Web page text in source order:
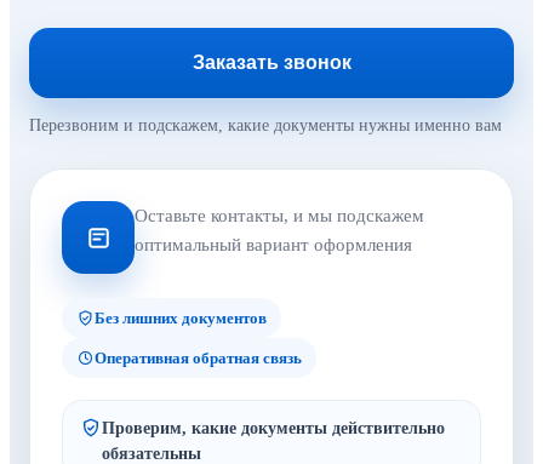
Заказать звонок
Перезвоним и подскажем, какие документы нужны именно вам
Оставьте контакты, и мы подскажем
оптимальный вариант оформления
Без лишних документов
Оперативная обратная связь
Проверим, какие документы действительно
обязательны